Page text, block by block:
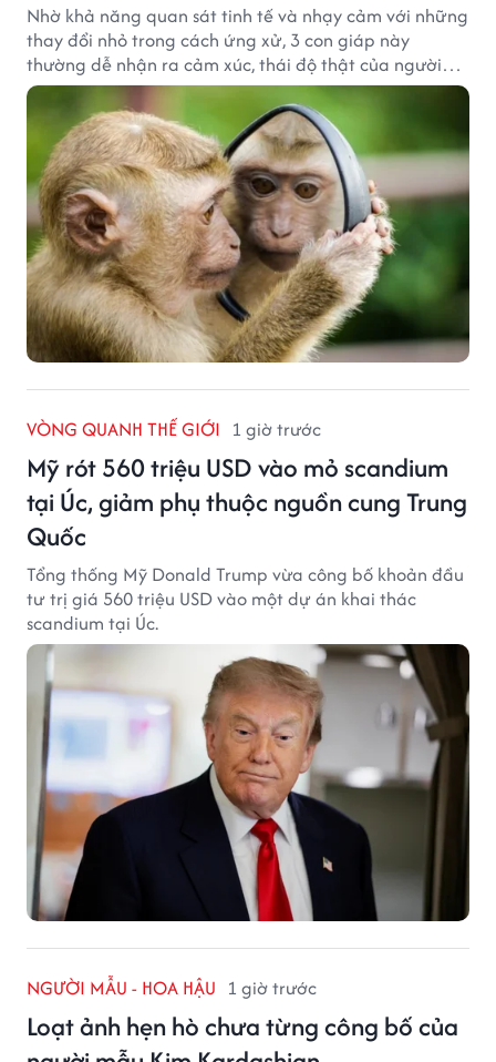
Nhờ khả năng quan sát tinh tế và nhạy cảm với những
thay đổi nhỏ trong cách ứng xử, 3 con giáp này
thường dễ nhận ra cảm xúc, thái độ thật của người
đối diện.
VÒNG QUANH THẾ GIỚI 1 giờ trước
Mỹ rót 560 triệu USD vào mỏ scandium
tại Úc, giảm phụ thuộc nguồn cung Trung
Quốc
Tổng thống Mỹ Donald Trump vừa công bố khoản đầu
tư trị giá 560 triệu USD vào một dự án khai thác
scandium tại Úc.
NGƯỜI MẪU - HOA HẬU 1 giờ trước
Loạt ảnh hẹn hò chưa từng công bố của